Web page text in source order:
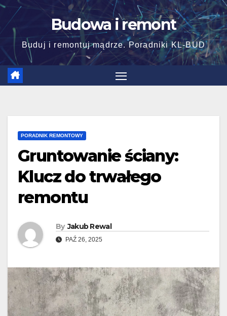
Skip
content
Budowa i remont
Buduj i remontuj mądrze. Poradniki KL-BUD
PORADNIK REMONTOWY
Gruntowanie ściany:
Klucz do trwałego
remontu
By Jakub Rewal
PAŹ 26, 2025